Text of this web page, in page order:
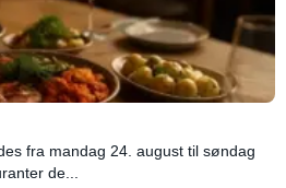
fra mandag 24. august til søndag
de...